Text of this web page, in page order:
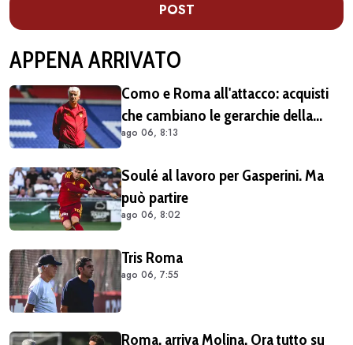
POST
APPENA ARRIVATO
Como e Roma all'attacco: acquisti
che cambiano le gerarchie della
Serie A
ago 06, 8:13
Soulé al lavoro per Gasperini. Ma
può partire
ago 06, 8:02
Tris Roma
ago 06, 7:55
Roma, arriva Molina. Ora tutto su